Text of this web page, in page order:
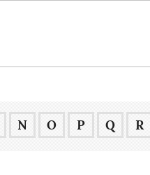
N O P Q R